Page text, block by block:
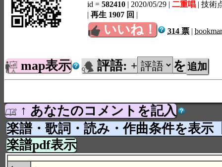
id = 582410 | 2020/05/29 | 二重唱 | 技術
| 再生 1907 回 |
いいね！ 314 票 |
map表示 評語: + を
↑ あなたのコメントを記入
楽譜・歌詞・読み・作曲条件を表示
楽譜pdf表示